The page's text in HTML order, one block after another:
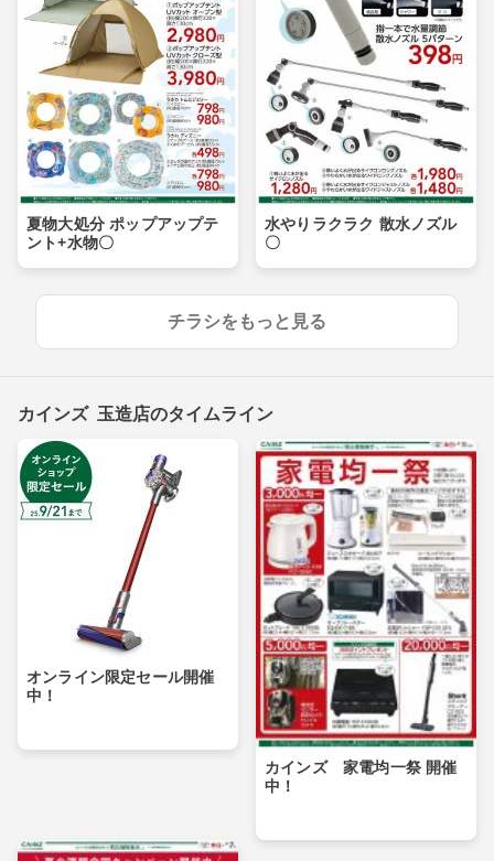
夏物大処分 ポップアップテ
ント+水物〇
水やりラクラク 散水ノズル
〇
チラシをもっと見る
カインズ 玉造店のタイムライン
オンライン限定セール開催
中！
カインズ 家電均一祭 開催
中！